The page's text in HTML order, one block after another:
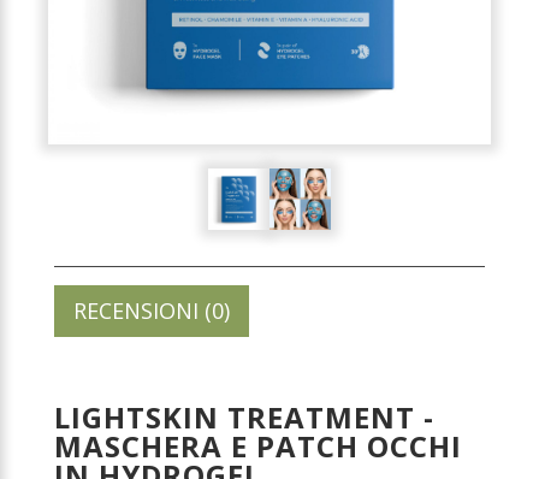
RECENSIONI (0)
LIGHTSKIN TREATMENT -
MASCHERA E PATCH OCCHI